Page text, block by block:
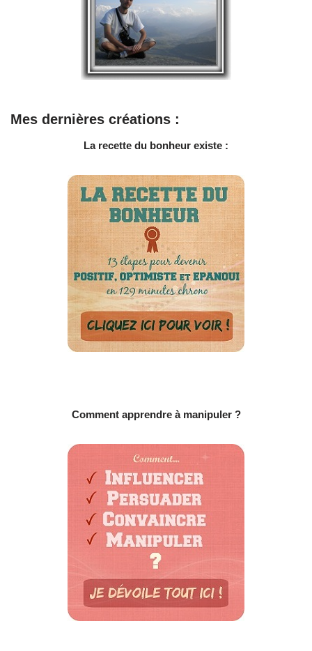
Mes dernières créations :
La recette du bonheur existe :
Comment apprendre à manipuler ?